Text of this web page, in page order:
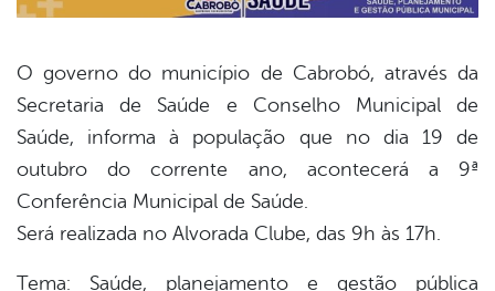
O governo do município de Cabrobó, através da
Secretaria de Saúde e Conselho Municipal de
Saúde, informa à população que no dia 19 de
outubro do corrente ano, acontecerá a 9ª
Conferência Municipal de Saúde.
Será realizada no Alvorada Clube, das 9h às 17h.
Tema: Saúde, planejamento e gestão pública